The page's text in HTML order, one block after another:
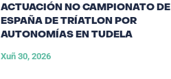
ACTUACIÓN NO CAMPIONATO DE
ESPAÑA DE TRÍATLON POR
AUTONOMÍAS EN TUDELA
Xuñ 30, 2026